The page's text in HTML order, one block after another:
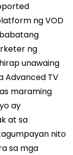
ng VOD
ng
unawaing
Advanced TV
maraming
ay
at sa
nito
sa mga